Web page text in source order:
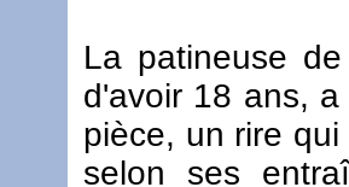
La patineuse
d'avoir 18 ans,
pièce, un rire
selon ses